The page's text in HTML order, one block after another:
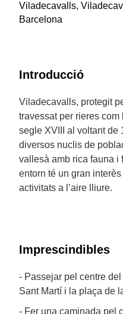
Viladecavalls,
Barcelona
Introducció
Viladecavalls, protegit
travessat per rieres com
segle XVIII al voltant de
diversos nuclis de
vallesà amb rica fauna i
entorn té un gran
activitats a l’aire lliure.
Imprescindibles
- Passejar pel centre
Sant Martí i la plaça de
- Fer una caminada pel